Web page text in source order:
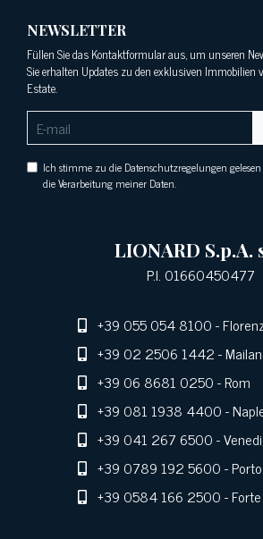
NEWSLETTER
Füllen Sie das Kontaktformular aus, um unseren
Sie erhalten Updates zu den exklusiven Immobilien
Estate.
Ich stimme zu die Datenschutzregelungen
die Verarbeitung meiner Daten.
LIONARD S.p.A.
P.I. 01660450477
+39 055 054 8100-
+39 02 2506 1442-
+39 06 8681 0250- Rom
+39 081 1938 4400-
+39 041 267 6500-
+39 0789 192 5600-
+39 0584 166 2500-